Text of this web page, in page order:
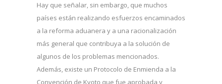
Hay que señalar, sin embargo, que muchos
países están realizando esfuerzos encaminados
a la reforma aduanera y a una racionalización
más general que contribuya a la solución de
algunos de los problemas mencionados.
Además, existe un Protocolo de Enmienda a la
Convención de Kyoto que fue aprobada y